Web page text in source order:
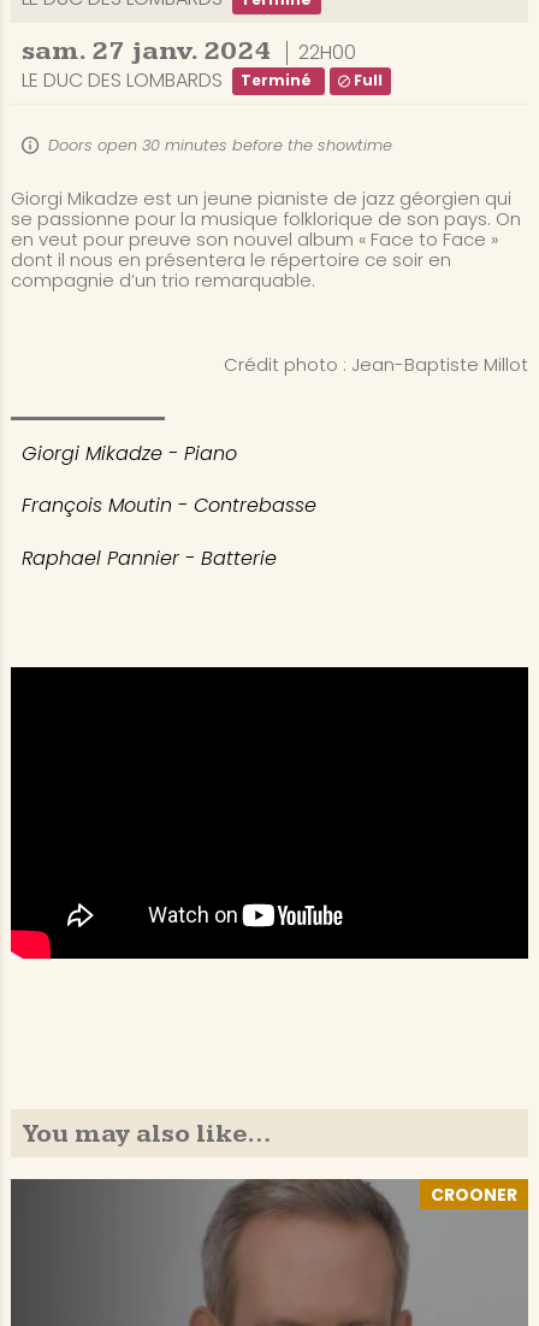
sam. 27 janv. 2024
22H00
LE DUC DES LOMBARDS
Terminé Full
Doors open 30 minutes before the showtime
Giorgi Mikadze est un jeune pianiste de jazz géorgien qui
se passionne pour la musique folklorique de son pays. On
en veut pour preuve son nouvel album « Face to Face »
dont il nous en présentera le répertoire ce soir en
compagnie d’un trio remarquable.
Crédit photo : Jean-Baptiste Millot
Giorgi Mikadze - Piano
François Moutin - Contrebasse
Raphael Pannier - Batterie
You may also like…
CROONER